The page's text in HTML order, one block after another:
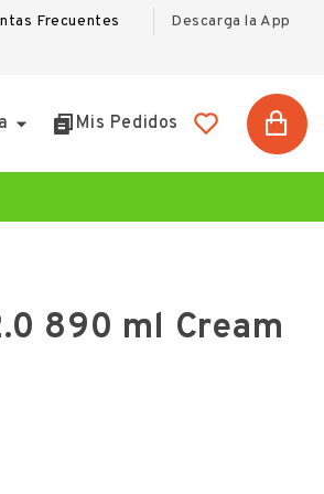
Frecuentes Descarga la App
 Mis Pedidos
890 ml Cream